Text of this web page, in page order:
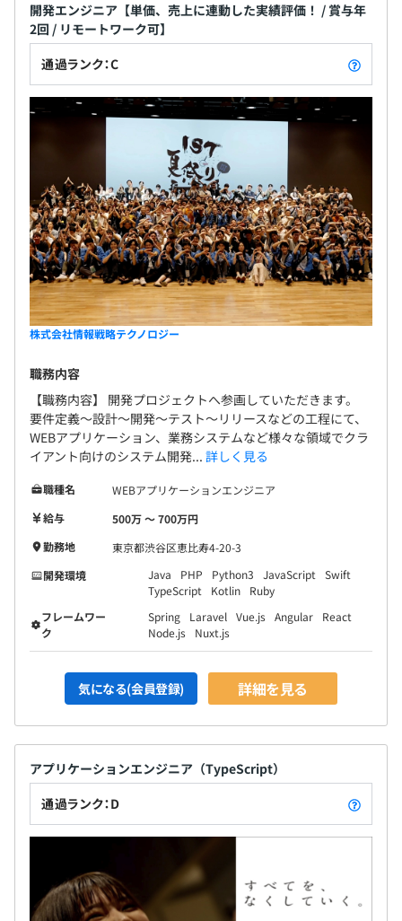
開発エンジニア【単価、売上に連動した実績評価！ / 賞与年
2回 / リモートワーク可】
通過ランク：C
株式会社情報戦略テクノロジー
職務内容
【職務内容】 開発プロジェクトへ参画していただきます。
要件定義～設計～開発～テスト～リリースなどの工程にて、
WEBアプリケーション、業務システムなど様々な領域でクラ
イアント向けのシステム開発... 詳しく見る
職種名
WEBアプリケーションエンジニア
給与
500万 〜 700万円
勤務地
東京都渋谷区恵比寿4-20-3
開発環境
Java PHP Python3 JavaScript
Swift
TypeScript
Kotlin
Ruby
フレームワー
ク
Spring Laravel Vue.js Angular
React
Node.js
Nuxt.js
気になる(会員登録) 詳細を見る
アプリケーションエンジニア（TypeScript）
通過ランク：D